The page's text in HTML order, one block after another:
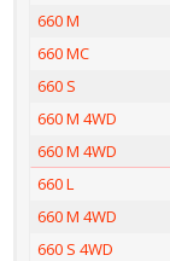
660 M
660 MC
660 S
660 M 4WD
660 M 4WD
660 L
660 M 4WD
660 S 4WD